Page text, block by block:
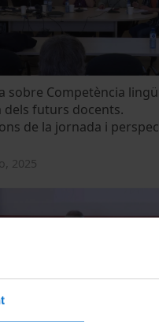
sobre Competència
dels futurs docents.
de la jornada i
2025